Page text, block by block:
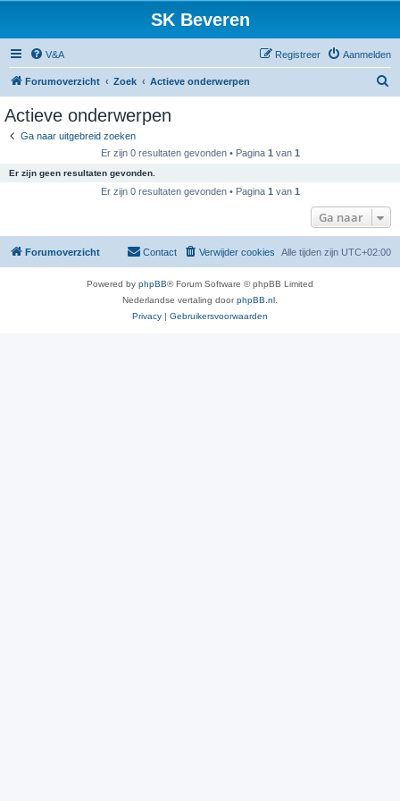
SK Beveren
V&A Aanmelden
Registreer
Forumoverzicht Zoek Actieve onderwerpen
Actieve onderwerpen
Ga naar uitgebreid zoeken
Er zijn 0 resultaten gevonden • Pagina 1 van 1
Er zijn geen resultaten gevonden.
Er zijn 0 resultaten gevonden • Pagina 1 van 1
Ga naar
Forumoverzicht Alle tijden zijn UTC+02:00
Verwijder cookies
Contact
Powered by phpBB® Forum Software © phpBB Limited
Nederlandse vertaling doorphpBB.nl
Privacy | Gebruikersvoorwaarden